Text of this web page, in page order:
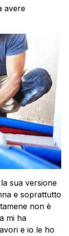
avere
sua versione
e soprattutto
non è
mi ha
e io le ho